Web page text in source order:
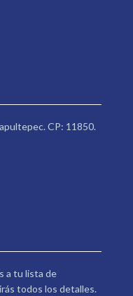
CP: 11850.
a tu lista de
todos los detalles.